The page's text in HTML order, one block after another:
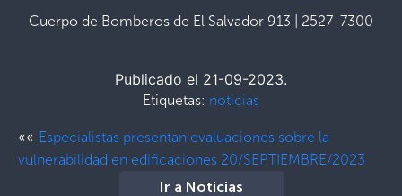
Cuerpo de Bomberos de El Salvador 913 | 2527-7300
Publicado el 21-09-2023.
Etiquetas: noticias
«« Especialistas presentan evaluaciones sobre la
vulnerabilidad en edificaciones 20/SEPTIEMBRE/2023
Ir a Noticias